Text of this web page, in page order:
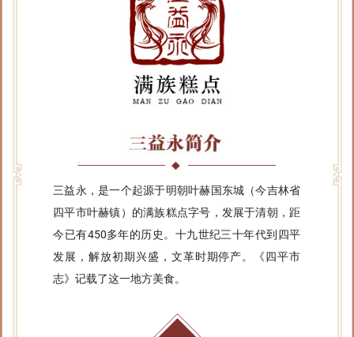
三益永，是一个起源于明朝叶赫国东城（今吉林省
四平市叶赫镇）的满族糕点字号，发展于清朝，距
今已有450多年的历史。十九世纪三十年代到四平
发展，解放初期兴盛，文革时期停产。《四平市
志》记载了这一地方美食。